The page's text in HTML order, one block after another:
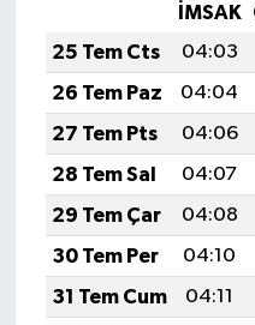
İMSAK
25 Tem Cts
04:03
26 Tem Paz
04:04
27 Tem Pts
04:06
28 Tem Sal
04:07
29 Tem Çar
04:08
30 Tem Per
04:10
31 Tem Cum
04:11